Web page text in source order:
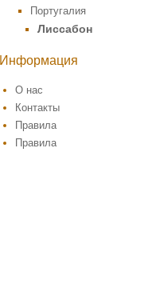
Португалия
Лиссабон
Информация
О нас
Контакты
Правила
Правила